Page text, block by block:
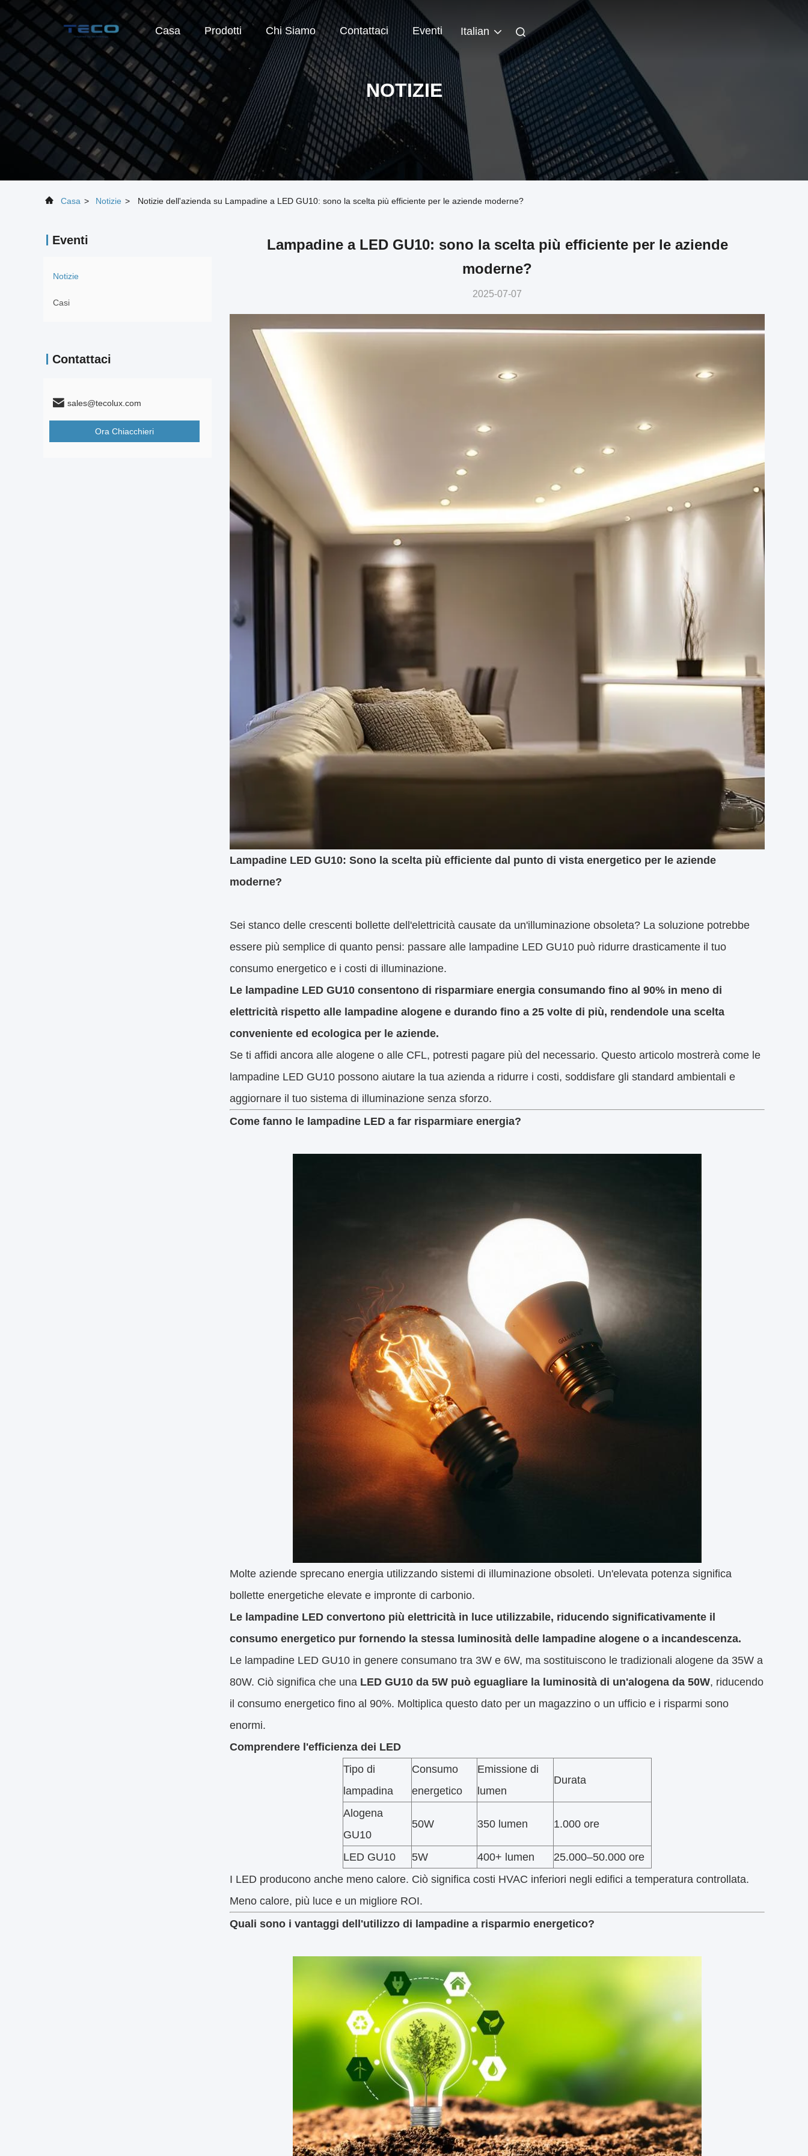
Casa Prodotti Chi Siamo Contattaci Eventi Italian
NOTIZIE
Casa > Notizie > Notizie dell'azienda su Lampadine a LED GU10: sono la scelta più efficiente per le aziende moderne?
Eventi
Notizie
Casi
Contattaci
sales@tecolux.com
Ora Chiacchieri
Lampadine a LED GU10: sono la scelta più efficiente per le aziende
moderne?
2025-07-07
Lampadine LED GU10: Sono la scelta più efficiente dal punto di vista energetico per le aziende
moderne?
Sei stanco delle crescenti bollette dell'elettricità causate da un'illuminazione obsoleta? La soluzione potrebbe
essere più semplice di quanto pensi: passare alle lampadine LED GU10 può ridurre drasticamente il tuo
consumo energetico e i costi di illuminazione.
Le lampadine LED GU10 consentono di risparmiare energia consumando fino al 90% in meno di
elettricità rispetto alle lampadine alogene e durando fino a 25 volte di più, rendendole una scelta
conveniente ed ecologica per le aziende.
Se ti affidi ancora alle alogene o alle CFL, potresti pagare più del necessario. Questo articolo mostrerà come le
lampadine LED GU10 possono aiutare la tua azienda a ridurre i costi, soddisfare gli standard ambientali e
aggiornare il tuo sistema di illuminazione senza sforzo.
Come fanno le lampadine LED a far risparmiare energia?
Molte aziende sprecano energia utilizzando sistemi di illuminazione obsoleti. Un'elevata potenza significa
bollette energetiche elevate e impronte di carbonio.
Le lampadine LED convertono più elettricità in luce utilizzabile, riducendo significativamente il
consumo energetico pur fornendo la stessa luminosità delle lampadine alogene o a incandescenza.
Le lampadine LED GU10 in genere consumano tra 3W e 6W, ma sostituiscono le tradizionali alogene da 35W a
80W. Ciò significa che una LED GU10 da 5W può eguagliare la luminosità di un'alogena da 50W, riducendo
il consumo energetico fino al 90%. Moltiplica questo dato per un magazzino o un ufficio e i risparmi sono
enormi.
Comprendere l'efficienza dei LED
Tipo di
lampadina
Consumo
energetico
Emissione di
lumen
Durata
Alogena
GU10
50W 350 lumen 1.000 ore
LED GU10 5W 400+ lumen
25.000–50.000 ore
I LED producono anche meno calore. Ciò significa costi HVAC inferiori negli edifici a temperatura controllata.
Meno calore, più luce e un migliore ROI.
Quali sono i vantaggi dell'utilizzo di lampadine a risparmio energetico?